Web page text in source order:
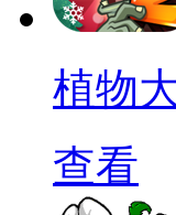
植物
查看